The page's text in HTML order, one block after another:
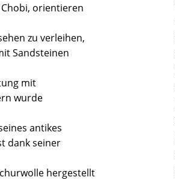
orientieren
zu verleihen,
Sandsteinen
mit
wurde
antikes
dank seiner
hergestellt